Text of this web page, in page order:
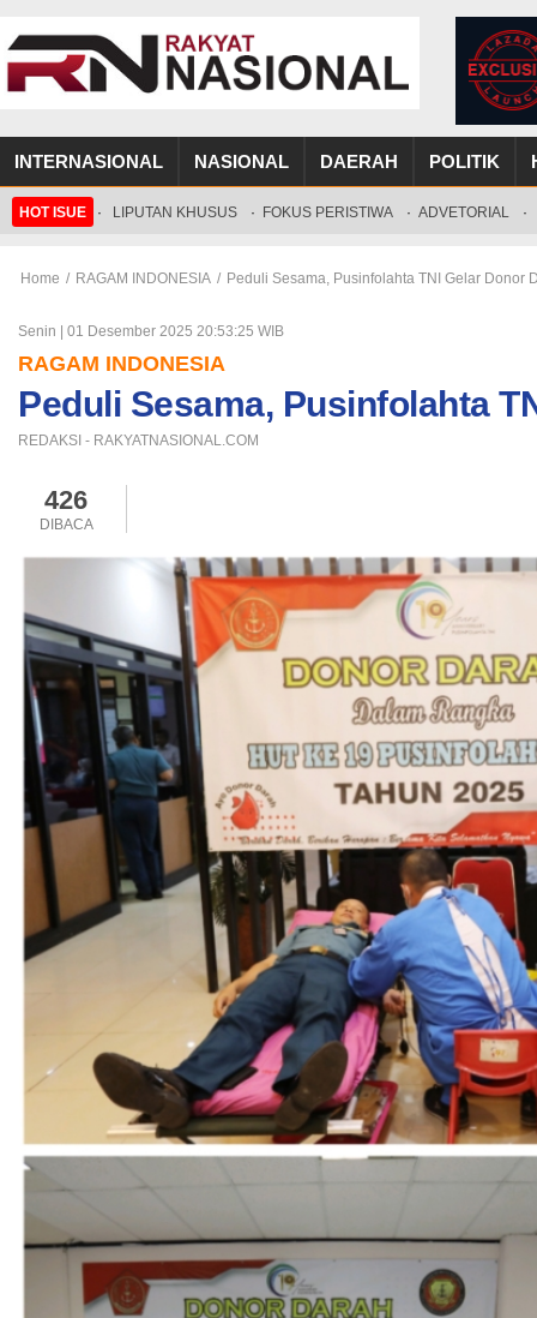
INTERNASIONAL NASIONAL DAERAH POLITIK
HOT ISUE · LIPUTAN KHUSUS · FOKUS PERISTIWA · ADVETORIAL ·
Home / RAGAM INDONESIA / Peduli Sesama, Pusinfolahta TNI Gelar Donor
Senin | 01 Desember 2025 20:53:25 WIB
RAGAM INDONESIA
Peduli Sesama, Pusinfolahta
REDAKSI - RAKYATNASIONAL.COM
426
DIBACA